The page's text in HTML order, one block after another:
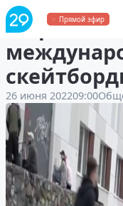
Прямой эфир
В
26 июня 202209:00